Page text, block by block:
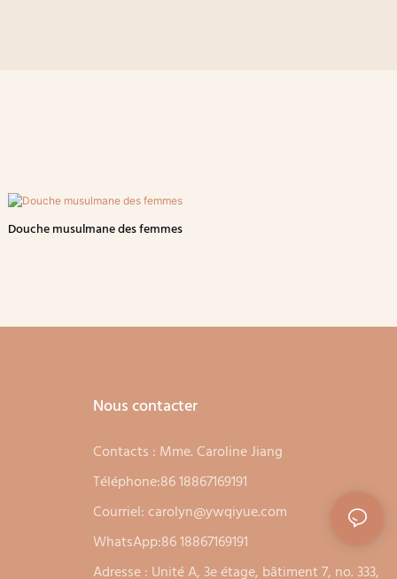
Douche musulmane des femmes
Nous contacter
Contacts : Mme. Caroline Jiang
Téléphone:86 18867169191
Courriel:carolyn@ywqiyue.com
WhatsApp:86 18867169191
Adresse : Unité A, 3e étage, bâtiment 7, no. 333,